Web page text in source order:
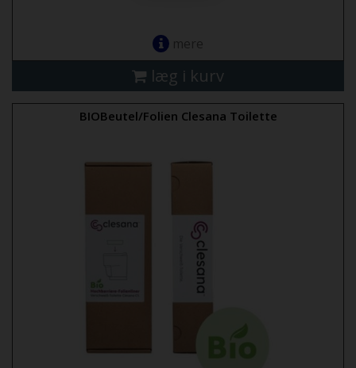
mere
læg i kurv
BIOBeutel/Folien Clesana Toilette